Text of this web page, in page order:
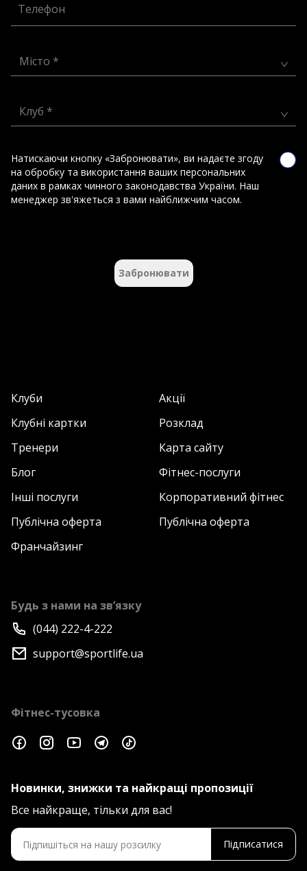
Телефон
Місто *
Клуб *
Натискаючи кнопку «Забронювати», ви надаєте згоду
на обробку та використання ваших персональних
даних в рамках чинного законодавства України. Наш
менеджер зв'яжеться з вами найближчим часом.
Забронювати
Клуби
Акції
Клубні картки
Розклад
Тренери
Карта сайту
Блог
Фітнес-послуги
Інші послуги
Корпоративний фітнес
Публічна оферта
Публічна оферта
Франчайзинг
Будь з нами на зв’язку
(044) 222-4-222
support@sportlife.ua
Фітнес-тусовка
Новинки, знижки та найкращі пропозиції
Все найкраще, тільки для вас!
Підписатися